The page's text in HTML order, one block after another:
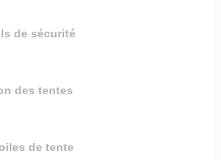
de sécurité
des tentes
de tente